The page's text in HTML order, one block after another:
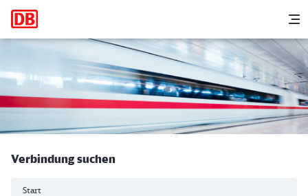
Hauptnavigation
Heilbronn Hbf - Lingen (Ems)
Verbindung suchen
Start